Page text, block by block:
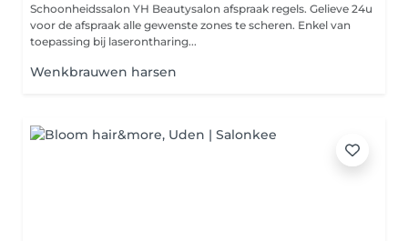
Schoonheidssalon YH Beautysalon afspraak regels. Gelieve 24u
voor de afspraak alle gewenste zones te scheren. Enkel van
toepassing bij laserontharing...
Wenkbrauwen harsen